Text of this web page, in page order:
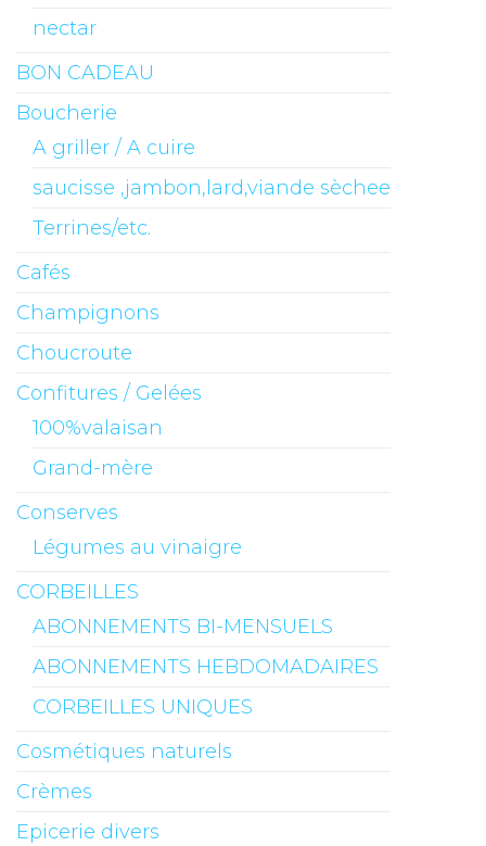
nectar
BON CADEAU
Boucherie
A griller / A cuire
saucisse ,jambon,lard,viande sèchee
Terrines/etc.
Cafés
Champignons
Choucroute
Confitures / Gelées
100%valaisan
Grand-mère
Conserves
Légumes au vinaigre
CORBEILLES
ABONNEMENTS BI-MENSUELS
ABONNEMENTS HEBDOMADAIRES
CORBEILLES UNIQUES
Cosmétiques naturels
Crèmes
Epicerie divers